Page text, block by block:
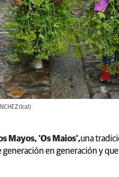
(Ical)
Mayos, ‘Os Maios’,una
generación en generación y